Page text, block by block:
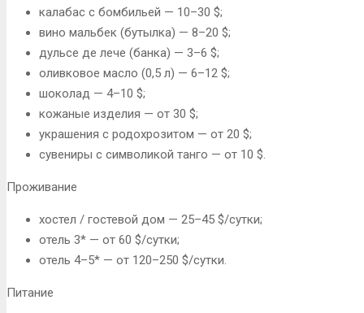
калабас с бомбильей — 10–30 $;
вино мальбек (бутылка) — 8–20 $;
дульсе де лече (банка) — 3–6 $;
оливковое масло (0,5 л) — 6–12 $;
шоколад — 4–10 $;
кожаные изделия — от 30 $;
украшения с родохрозитом — от 20 $;
сувениры с символикой танго — от 10 $.
Проживание
хостел / гостевой дом — 25–45 $/сутки;
отель 3* — от 60 $/сутки;
отель 4–5* — от 120–250 $/сутки.
Питание